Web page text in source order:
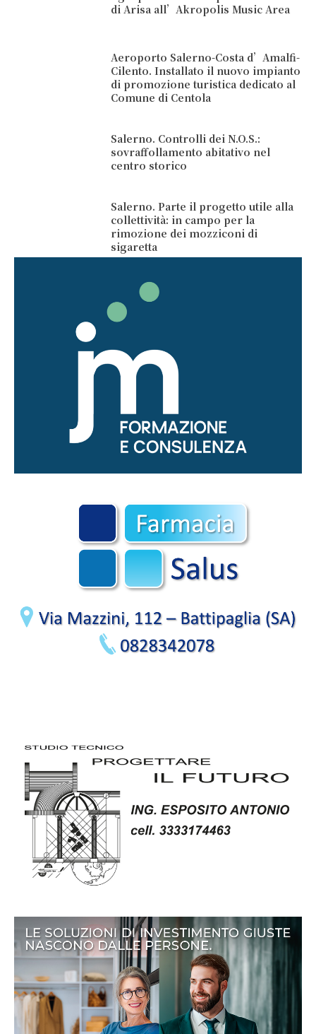
di Arisa all’Akropolis Music Area
Aeroporto Salerno-Costa d’Amalfi-
Cilento. Installato il nuovo impianto
di promozione turistica dedicato al
Comune di Centola
Salerno. Controlli dei N.O.S.:
sovraffollamento abitativo nel
centro storico
Salerno. Parte il progetto utile alla
collettività: in campo per la
rimozione dei mozziconi di
sigaretta